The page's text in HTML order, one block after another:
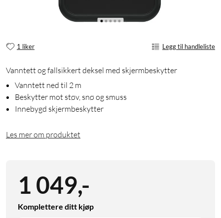
1 liker Legg til handleliste
Vanntett og fallsikkert deksel med skjermbeskytter
Vanntett ned til 2 m
Beskytter mot støv, snø og smuss
Innebygd skjermbeskytter
Les mer om produktet
1 049,-
Komplettere ditt kjøp